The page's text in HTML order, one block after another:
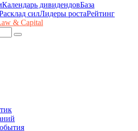
Календарь дивидендовБаза
силЛидеры ростаРейтинг
& Capital